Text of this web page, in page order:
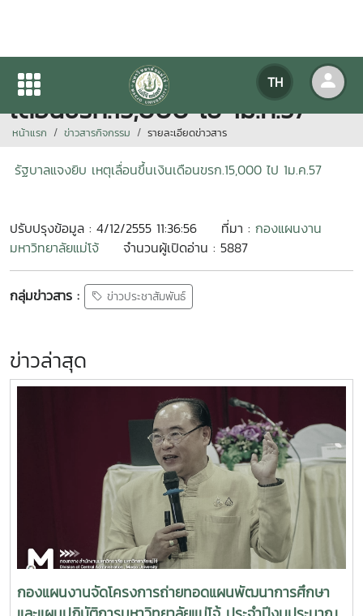
TH
รัฐบาลแจงยิบ เหตุเลื่อนขึ้นเงิน
เดือนขรก.15,000 ไป 1ม.ค.57
หน้าแรก ข่าวสารกิจกรรม รายละเอียดข่าวสาร
รัฐบาลแจงยิบ เหตุเลื่อนขึ้นเงินเดือนขรก.15,000 ไป 1ม.ค.57
ปรับปรุงข้อมูล : 4/12/2555 11:36:56 ที่มา : กองแผนงาน
มหาวิทยาลัยแม่โจ้
จำนวนผู้เปิดอ่าน : 5887
กลุ่มข่าวสาร : ข่าวประชาสัมพันธ์
ข่าวล่าสุด
กองแผนงานจัดโครงการถ่ายทอดแผนพัฒนาการศึกษา